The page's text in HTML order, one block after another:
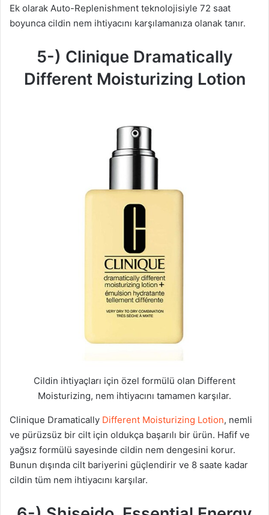
Ek olarak Auto-Replenishment teknolojisiyle 72 saat
boyunca cildin nem ihtiyacını karşılamanıza olanak tanır.
5-) Clinique Dramatically
Different Moisturizing Lotion
Cildin ihtiyaçları için özel formülü olan Different
Moisturizing, nem ihtiyacını tamamen karşılar.
Clinique Dramatically Different Moisturizing Lotion, nemli
ve pürüzsüz bir cilt için oldukça başarılı bir ürün. Hafif ve
yağsız formülü sayesinde cildin nem dengesini korur.
Bunun dışında cilt bariyerini güçlendirir ve 8 saate kadar
cildin tüm nem ihtiyacını karşılar.